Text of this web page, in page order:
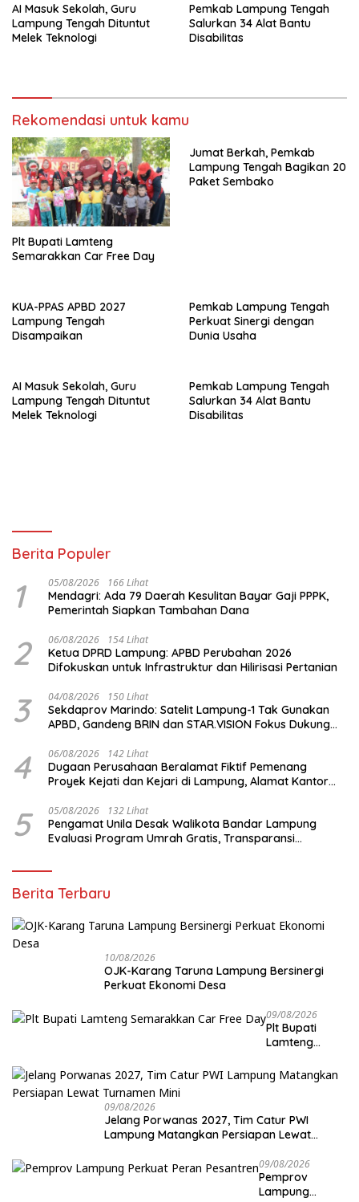
AI Masuk Sekolah, Guru
Lampung Tengah Dituntut
Melek Teknologi
Pemkab Lampung Tengah
Salurkan 34 Alat Bantu
Disabilitas
Rekomendasi untuk kamu
Plt Bupati Lamteng
Semarakkan Car Free Day
Jumat Berkah, Pemkab
Lampung Tengah Bagikan 20
Paket Sembako
KUA-PPAS APBD 2027
Lampung Tengah
Disampaikan
Pemkab Lampung Tengah
Perkuat Sinergi dengan
Dunia Usaha
AI Masuk Sekolah, Guru
Lampung Tengah Dituntut
Melek Teknologi
Pemkab Lampung Tengah
Salurkan 34 Alat Bantu
Disabilitas
Berita Populer
1 05/08/2026 166 Lihat
Mendagri: Ada 79 Daerah Kesulitan Bayar Gaji PPPK,
Pemerintah Siapkan Tambahan Dana
2 06/08/2026 154 Lihat
Ketua DPRD Lampung: APBD Perubahan 2026
Difokuskan untuk Infrastruktur dan Hilirisasi Pertanian
3 04/08/2026 150 Lihat
Sekdaprov Marindo: Satelit Lampung-1 Tak Gunakan
APBD, Gandeng BRIN dan STAR.VISION Fokus Dukung
4 06/08/2026 142 Lihat
Dugaan Perusahaan Beralamat Fiktif Pemenang
Proyek Kejati dan Kejari di Lampung, Alamat Kantor
PKPCK Disorot
5 05/08/2026 132 Lihat
Pengamat Unila Desak Walikota Bandar Lampung
Evaluasi Program Umrah Gratis, Transparansi
Berita Terbaru
10/08/2026
OJK-Karang Taruna Lampung Bersinergi
Perkuat Ekonomi Desa
09/08/2026
Plt Bupati
Lamteng
Car Free Day
09/08/2026
Jelang Porwanas 2027, Tim Catur PWI
Lampung Matangkan Persiapan Lewat
09/08/2026
Pemprov
Lampung